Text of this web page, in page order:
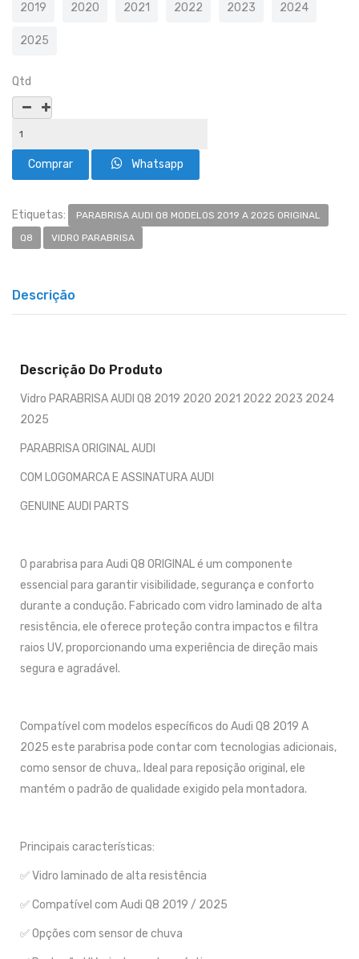
2019 2020 2021 2022 2023 2024
2025
Qtd
Whatsapp
Etiquetas:
PARABRISA AUDI Q8 MODELOS 2019 A 2025 ORIGINAL
Q8
VIDRO PARABRISA
Descrição
Descrição Do Produto
Vidro PARABRISA AUDI Q8 2019 2020 2021 2022 2023 2024
2025
PARABRISA ORIGINAL AUDI
COM LOGOMARCA E ASSINATURA AUDI
GENUINE AUDI PARTS
O parabrisa para Audi Q8 ORIGINAL é um componente
essencial para garantir visibilidade, segurança e conforto
durante a condução. Fabricado com vidro laminado de alta
resistência, ele oferece proteção contra impactos e filtra
raios UV, proporcionando uma experiência de direção mais
segura e agradável.
Compatível com modelos específicos do Audi Q8 2019 A
2025 este parabrisa pode contar com tecnologias adicionais,
como sensor de chuva,. Ideal para reposição original, ele
mantém o padrão de qualidade exigido pela montadora.
Principais características:
✅ Vidro laminado de alta resistência
✅ Compatível com Audi Q8 2019 / 2025
✅ Opções com sensor de chuva